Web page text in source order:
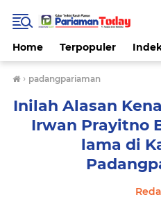
Home Terpopuler
› padangpariaman
Inilah Alasan
Irwan Prayitno
lama di